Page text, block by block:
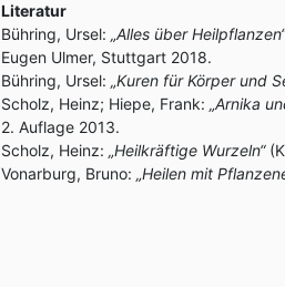
Literatur
Bühring, Ursel: „Alles über Heilpflanzen“
Eugen Ulmer, Stuttgart 2018.
Bühring, Ursel: „Kuren für Körper und
Scholz, Heinz; Hiepe, Frank: „Arnika
2. Auflage 2013.
Scholz, Heinz: „Heilkräftige Wurzeln“
Vonarburg, Bruno: „Heilen mit